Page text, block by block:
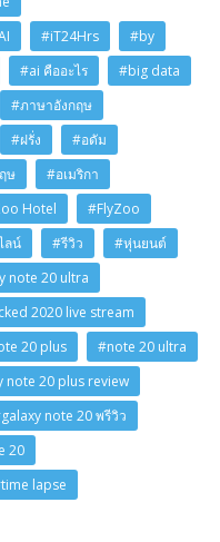
#iT24Hrs
#by
#ai คืออะไร
#big data
#ภาษาอังกฤษ
#ฝรั่ง
#อดัม
ษ
#อเมริกา
Hotel
#FlyZoo
ลน์ #รีวิว
#หุ่นยนต์
note 20 ultra
2020 live stream
20 plus
#note 20 ultra
note 20 plus review
note 20 พรีวิว
20
lapse